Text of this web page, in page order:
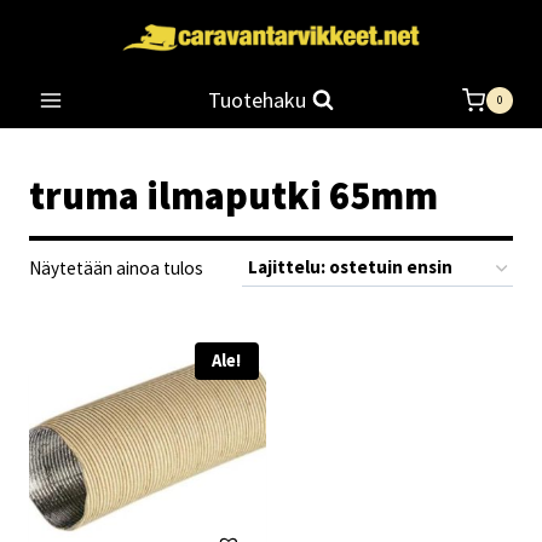
Tuotehaku 0
truma ilmaputki 65mm
Näytetään ainoa tulos
Ale!